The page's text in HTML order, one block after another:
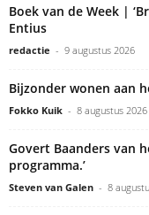
Boek van de Week |
Entius
redactie - 9 augustus 2026
Bijzonder wonen aan
Fokko Kuik - 8 augustus 2026
Govert Baanders van
programma.’
Steven van Galen - 8